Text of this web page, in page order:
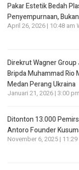
Pakar Estetik Bedah
Penyempurnaan,
April 26, 2026 | 10:48 am
Direkrut Wagner Group
Bripda Muhammad Rio
Medan Perang Ukraina
Januari 21, 2026 | 3:00
Ditonton 13.000
Antoro Founder
November 6, 2025 | 11:29